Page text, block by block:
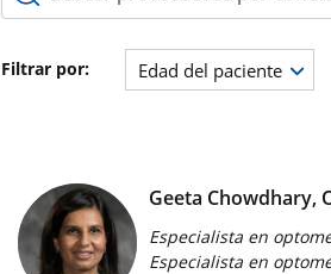
Filtrar por: Edad del paciente
Geeta Chowdhary,
Especialista en
Especialista en